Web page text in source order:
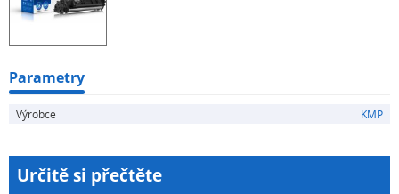
Parametry
Výrobce KMP
Určitě si přečtěte